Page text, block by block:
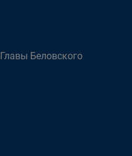
Беловского